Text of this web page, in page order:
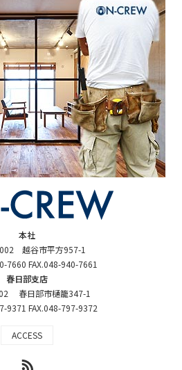
本社
越谷市平方957-1
7660 FAX.048-940-7661
春日部支店
春日部市樋籠347-1
9371 FAX.048-797-9372
ACCESS